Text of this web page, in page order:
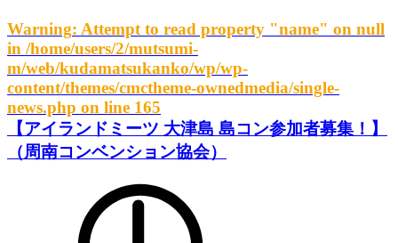
Warning: Attempt to read property "name" on null
in /home/users/2/mutsumi-
m/web/kudamatsukanko/wp/wp-
content/themes/cmctheme-ownedmedia/single-
news.php on line 165
【アイランドミーツ 大津島 島コン参加者募集！】
（周南コンベンション協会）